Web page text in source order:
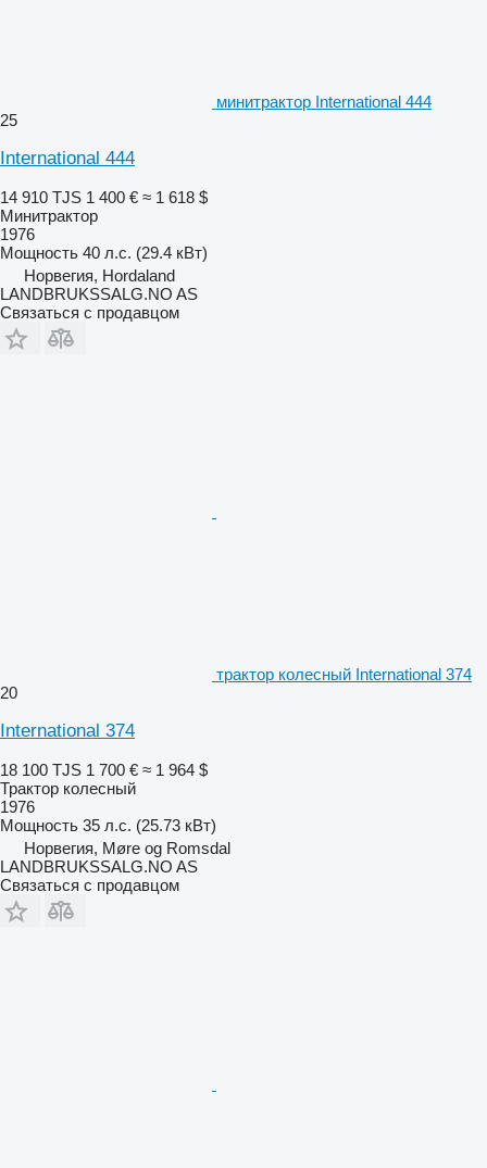
минитрактор International 444
25
International 444
14 910 TJS 1 400 € ≈ 1 618 $
Минитрактор
1976
Мощность 40 л.с. (29.4 кВт)
Норвегия, Hordaland
LANDBRUKSSALG.NO AS
Связаться с продавцом
трактор колесный International 374
20
International 374
18 100 TJS 1 700 € ≈ 1 964 $
Трактор колесный
1976
Мощность 35 л.с. (25.73 кВт)
Норвегия, Møre og Romsdal
LANDBRUKSSALG.NO AS
Связаться с продавцом